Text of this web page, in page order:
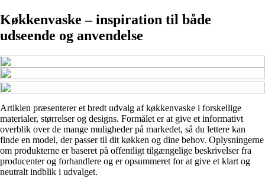
Køkkenvaske – inspiration til både
udseende og anvendelse
Artiklen præsenterer et bredt udvalg af køkkenvaske i forskellige
materialer, størrelser og designs. Formålet er at give et informativt
overblik over de mange muligheder på markedet, så du lettere kan
finde en model, der passer til dit køkken og dine behov. Oplysningerne
om produkterne er baseret på offentligt tilgængelige beskrivelser fra
producenter og forhandlere og er opsummeret for at give et klart og
neutralt indblik i udvalget.